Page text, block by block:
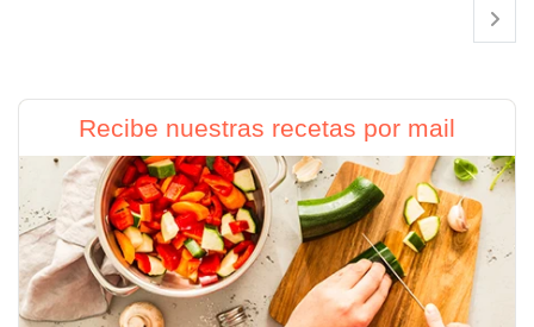
Recibe nuestras recetas por mail